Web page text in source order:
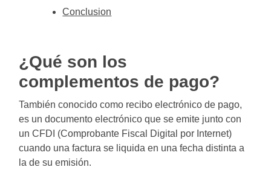
Conclusion
¿Qué son los
complementos de pago?
También conocido como recibo electrónico de pago,
es un documento electrónico que se emite junto con
un CFDI (Comprobante Fiscal Digital por Internet)
cuando una factura se liquida en una fecha distinta a
la de su emisión.